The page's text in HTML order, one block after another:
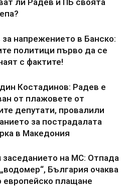
напрежението в Банско:
политици първо да се
с фактите!
Костадинов: Радев е
от плажoвете от
депутати, провалили
за пострадалата
в Македония
заседанието на МС: Отпада
България очаква
европейско плащане